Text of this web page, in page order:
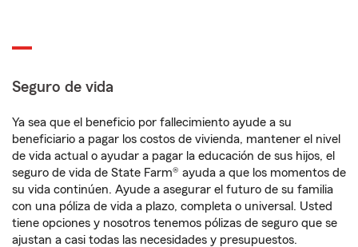
Seguro de vida
Ya sea que el beneficio por fallecimiento ayude a su
beneficiario a pagar los costos de vivienda, mantener el nivel
de vida actual o ayudar a pagar la educación de sus hijos, el
seguro de vida de State Farm® ayuda a que los momentos de
su vida continúen. Ayude a asegurar el futuro de su familia
con una póliza de vida a plazo, completa o universal. Usted
tiene opciones y nosotros tenemos pólizas de seguro que se
ajustan a casi todas las necesidades y presupuestos.